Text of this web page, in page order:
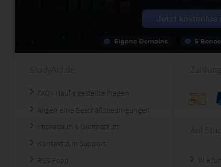
FAQ - Häufig gestellte Fragen
Allgemeine Geschäftsbedingungen
Impressum & Datenschutz
Kontakt zum Support
RSS-Feed
Wie